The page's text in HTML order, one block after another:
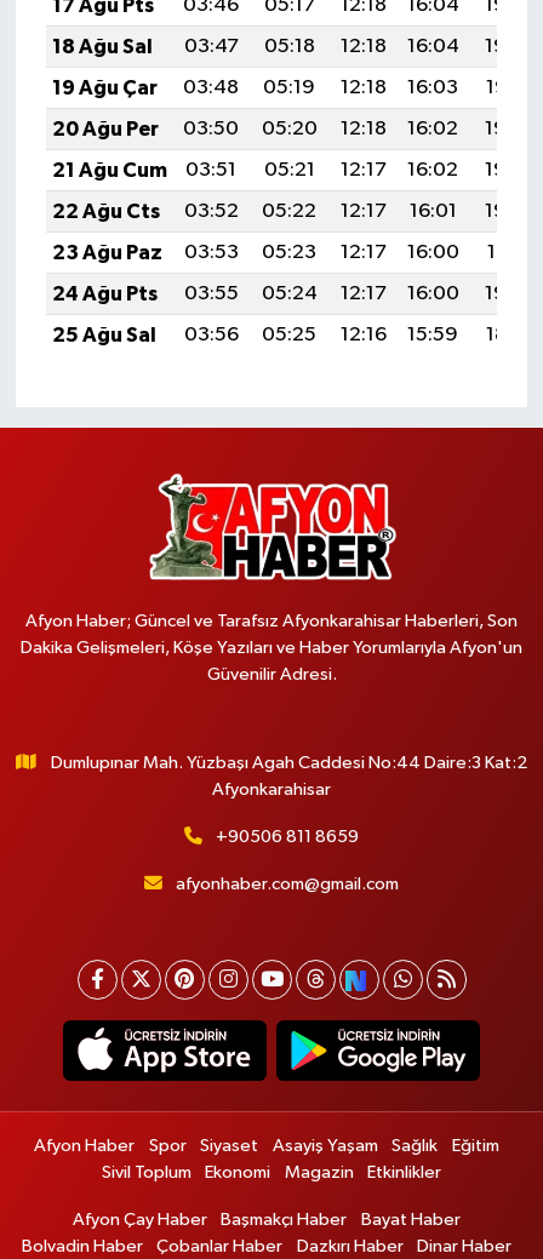
17 Ağu Pts
03:46 05:17 12:18 16:04
19:09
18 Ağu Sal
03:47 05:18 12:18 16:04
19:08
19 Ağu Çar
03:48 05:19 12:18 16:03
19:07
20 Ağu Per
03:50 05:20 12:18 16:02
19:05
21 Ağu Cum
03:51 05:21 12:17 16:02
19:04
22 Ağu Cts
03:52 05:22 12:17 16:01
19:02
23 Ağu Paz
03:53 05:23 12:17 16:00
19:01
24 Ağu Pts
03:55 05:24 12:17 16:00
19:00
25 Ağu Sal
03:56 05:25 12:16 15:59 18:58
Afyon Haber; Güncel ve Tarafsız Afyonkarahisar Haberleri, Son
Dakika Gelişmeleri, Köşe Yazıları ve Haber Yorumlarıyla Afyon'un
Güvenilir Adresi.
Dumlupınar Mah. Yüzbaşı Agah Caddesi No:44 Daire:3 Kat:2
Afyonkarahisar
+90506 811 8659
afyonhaber.com@gmail.com
Afyon Haber Spor Siyaset Asayiş Yaşam Sağlık
Eğitim
Sivil Toplum
Ekonomi Magazin Etkinlikler
Afyon Çay Haber Başmakçı Haber
Bayat Haber
Bolvadin Haber
Çobanlar Haber Dazkırı Haber Dinar Haber